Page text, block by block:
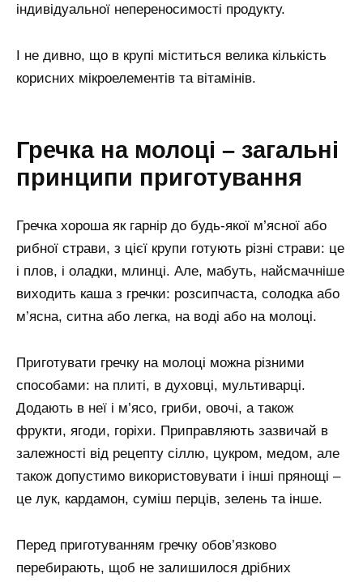
індивідуальної непереносимості продукту.
І не дивно, що в крупі міститься велика кількість
корисних мікроелементів та вітамінів.
Гречка на молоці – загальні
принципи приготування
Гречка хороша як гарнір до будь-якої м’ясної або
рибної страви, з цієї крупи готують різні страви: це
і плов, і оладки, млинці. Але, мабуть, найсмачніше
виходить каша з гречки: розсипчаста, солодка або
м’ясна, ситна або легка, на воді або на молоці.
Приготувати гречку на молоці можна різними
способами: на плиті, в духовці, мультиварці.
Додають в неї і м’ясо, гриби, овочі, а також
фрукти, ягоди, горіхи. Приправляють зазвичай в
залежності від рецепту сіллю, цукром, медом, але
також допустимо використовувати і інші прянощі –
це лук, кардамон, суміш перців, зелень та інше.
Перед приготуванням гречку обов’язково
перебирають, щоб не залишилося дрібних